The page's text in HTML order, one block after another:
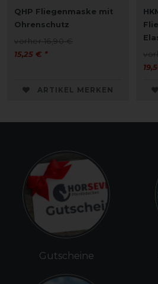
QHP Fliegenmaske mit
Ohrenschutz
vorher 16,90 €
15,25 € *
ARTIKEL MERKEN
Gutscheine